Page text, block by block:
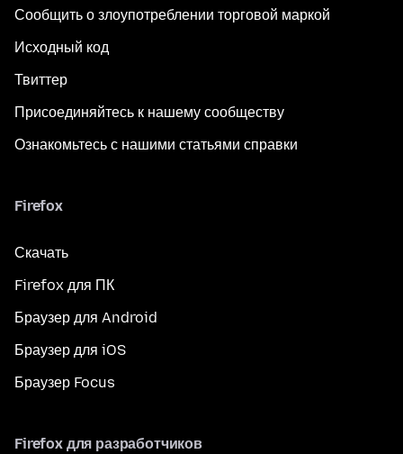
Сообщить о злоупотреблении торговой маркой
Исходный код
Твиттер
Присоединяйтесь к нашему сообществу
Ознакомьтесь с нашими статьями справки
Firefox
Скачать
Firefox для ПК
Браузер для Android
Браузер для iOS
Браузер Focus
Firefox для разработчиков